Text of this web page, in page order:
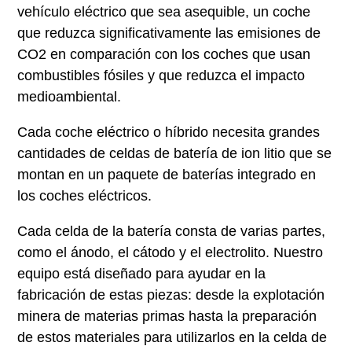
vehículo eléctrico que sea asequible, un coche
que reduzca significativamente las emisiones de
CO2 en comparación con los coches que usan
combustibles fósiles y que reduzca el impacto
medioambiental.
Cada coche eléctrico o híbrido necesita grandes
cantidades de celdas de batería de ion litio que se
montan en un paquete de baterías integrado en
los coches eléctricos.
Cada celda de la batería consta de varias partes,
como el ánodo, el cátodo y el electrolito. Nuestro
equipo está diseñado para ayudar en la
fabricación de estas piezas: desde la explotación
minera de materias primas hasta la preparación
de estos materiales para utilizarlos en la celda de